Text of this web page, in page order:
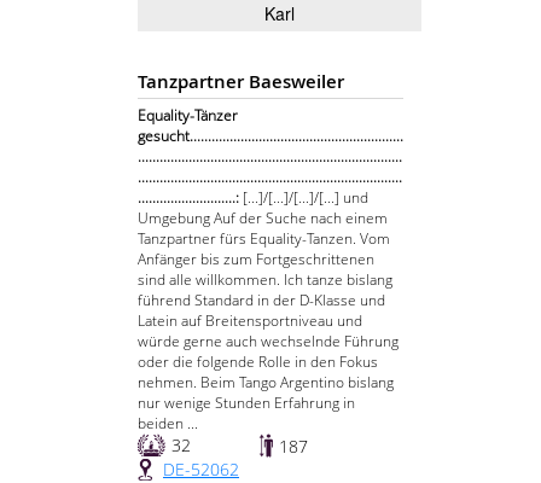
Karl
Tanzpartner Baesweiler
Equality-Tänzer
gesucht...........................................................
.........................................................................
.........................................................................
...........................: [...]/[...]/[...]/[...] und
Umgebung Auf der Suche nach einem
Tanzpartner fürs Equality-Tanzen. Vom
Anfänger bis zum Fortgeschrittenen
sind alle willkommen. Ich tanze bislang
führend Standard in der D-Klasse und
Latein auf Breitensportniveau und
würde gerne auch wechselnde Führung
oder die folgende Rolle in den Fokus
nehmen. Beim Tango Argentino bislang
nur wenige Stunden Erfahrung in
beiden ...
32
187
DE-52062